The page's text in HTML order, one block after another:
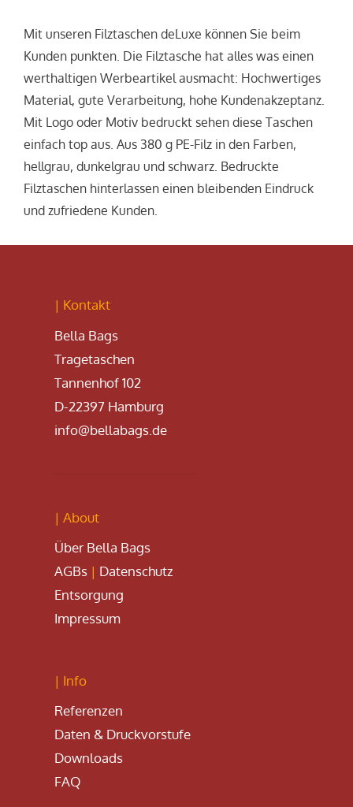
Mit unseren Filztaschen deLuxe können Sie beim
Kunden punkten. Die Filztasche hat alles was einen
werthaltigen Werbeartikel ausmacht: Hochwertiges
Material, gute Verarbeitung, hohe Kundenakzeptanz.
Mit Logo oder Motiv bedruckt sehen diese Taschen
einfach top aus. Aus 380 g PE-Filz in den Farben,
hellgrau, dunkelgrau und schwarz. Bedruckte
Filztaschen hinterlassen einen bleibenden Eindruck
und zufriedene Kunden.
| Kontakt
Bella Bags
Tragetaschen
Tannenhof 102
D-22397 Hamburg
info@bellabags.de
| About
Über Bella Bags
AGBs | Datenschutz
Entsorgung
Impressum
| Info
Referenzen
Daten & Druckvorstufe
Downloads
FAQ